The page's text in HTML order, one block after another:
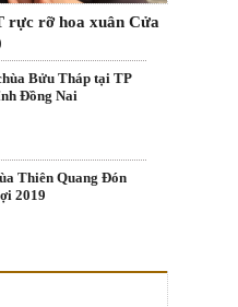
rực rỡ hoa xuân Cửa
Bửu Tháp tại TP
Đồng Nai
Thiên Quang Đón
2019